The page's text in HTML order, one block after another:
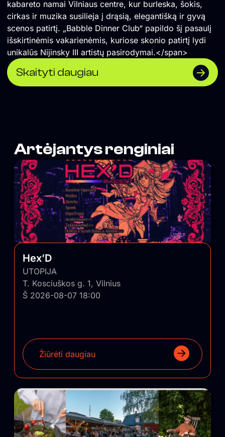
kabareto namai Vilniaus centre, kur burleska, šokis,
cirkas ir muzika susilieja į drąsią, elegantišką ir gyvą
scenos patirtį. „Babble Dinner Club“ papildo šį pasaulį
išskirtinėmis vakarienėmis, kuriose skonio patirtį lydi
unikalūs Nijinsky III artistų pasirodymai.</span>
Skaityti daugiau
Artėjantys renginiai
Hex’D
UTOPIJA
T. Kosciuškos g. 1, Vilnius
Š 2026-08-07 18:00
Žiūrėti daugiau